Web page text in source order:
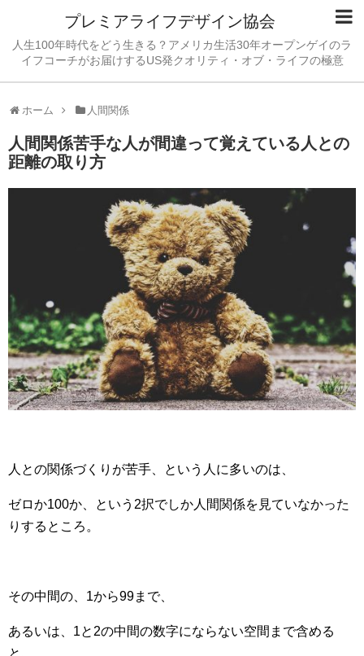
プレミアライフデザイン協会
人生100年時代をどう生きる？アメリカ生活30年オープンゲイのラ
イフコーチがお届けするUS発クオリティ・オブ・ライフの極意
ホーム 人間関係
人間関係苦手な人が間違って覚えている人との
距離の取り方
人との関係づくりが苦手、という人に多いのは、
ゼロか100か、という2択でしか人間関係を見ていなかった
りするところ。
その中間の、1から99まで、
あるいは、1と2の中間の数字にならない空間まで含める
と、